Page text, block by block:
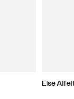
Else